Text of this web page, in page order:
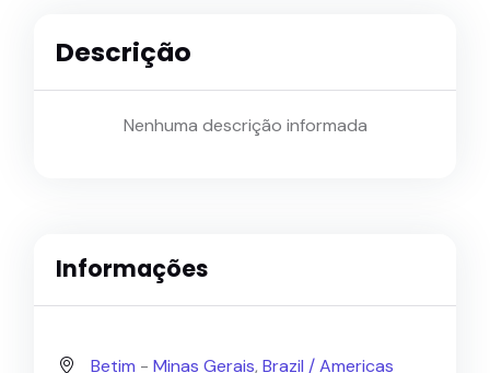
Descrição
Nenhuma descrição informada
Informações
Betim - Minas Gerais, Brazil /Americas